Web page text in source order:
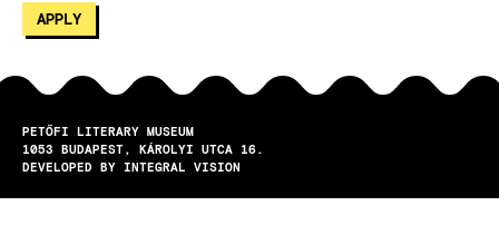
PETŐFI LITERARY MUSEUM
1053
BUDAPEST
KÁROLYI UTCA 16.
DEVELOPED BY INTEGRAL VISION